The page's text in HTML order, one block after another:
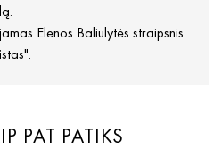
Elenos Baliulytės straipsnis
PAT PATIKS